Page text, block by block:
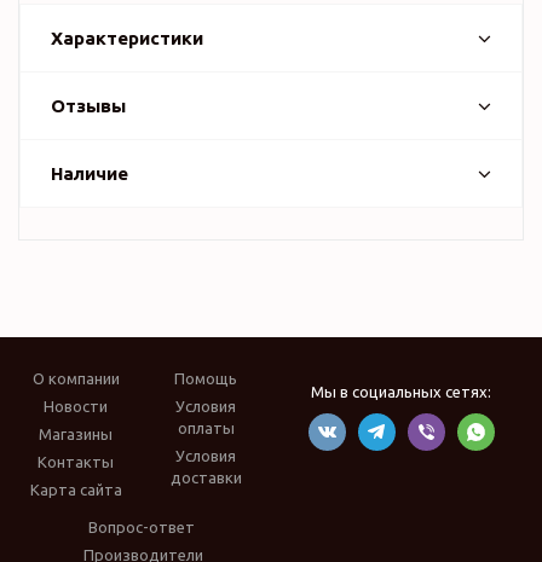
Характеристики
Отзывы
Наличие
О компании
Новости
Магазины
Контакты
Карта сайта
Помощь
Условия
оплаты
Условия
доставки
Вопрос-ответ
Производители
Мы в социальных сетях: